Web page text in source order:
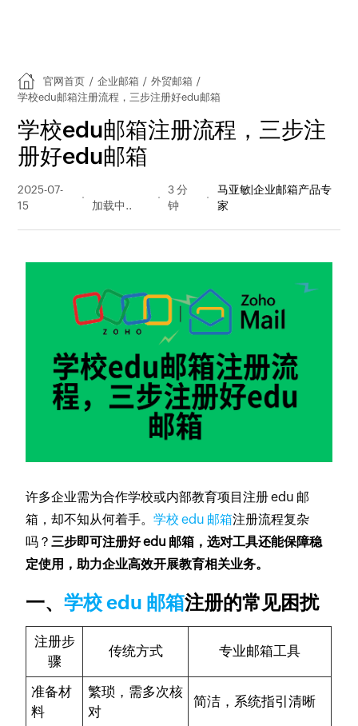
官网首页 / 企业邮箱 / 外贸邮箱 /
学校edu邮箱注册流程，三步注册好edu邮箱
学校edu邮箱注册流程，三步注
册好edu邮箱
2025-07-
15
量
3 分
钟
马亚敏|企业邮箱产品专
家
许多企业需为合作学校或内部教育项目注册 edu 邮
箱，却不知从何着手。学校 edu 邮箱注册流程复杂
吗？三步即可注册好 edu 邮箱，选对工具还能保障稳
定使用，助力企业高效开展教育相关业务。
一、学校 edu 邮箱注册的常见困扰
注册步
骤
传统方式 专业邮箱工具
准备材
料
繁琐，需多次核
对
简洁，系统指引清晰